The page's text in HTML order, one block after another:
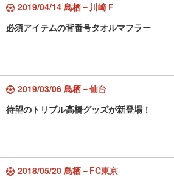
2019/04/14 鳥栖－川崎Ｆ
必須アイテムの背番号タオルマフラー
2019/03/06 鳥栖－仙台
待望のトリブル高橋グッズが新登場！
2018/05/20 鳥栖－FC東京